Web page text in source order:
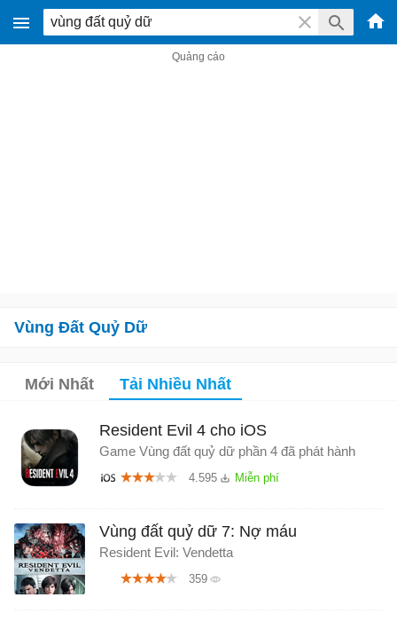
Vùng Đất Quỷ Dữ
Mới Nhất Tải Nhiều Nhất
Resident Evil 4 cho iOS
Game Vùng đất quỷ dữ phần 4 đã phát hành
4.595
Vùng đất quỷ dữ 7: Nợ máu
Resident Evil: Vendetta
359